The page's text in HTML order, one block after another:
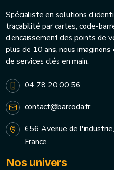
Spécialiste en solutions
traçabilité par cartes, code-
d’encaissement des points de
plus de 10 ans, nous
de services clés en main.
04 78 20 00 56
contact@barcoda.fr
656 Avenue de
France
Nos univers